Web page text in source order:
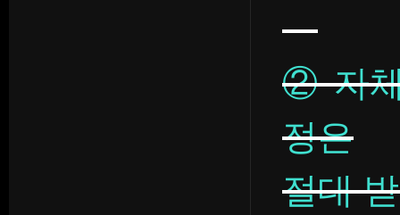
② 자
정은
절대